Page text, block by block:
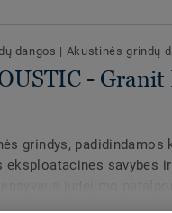
dangos | Akustinės grindų
-
grindys, padidindamos
savybes
ir pacientų kabinetuose,